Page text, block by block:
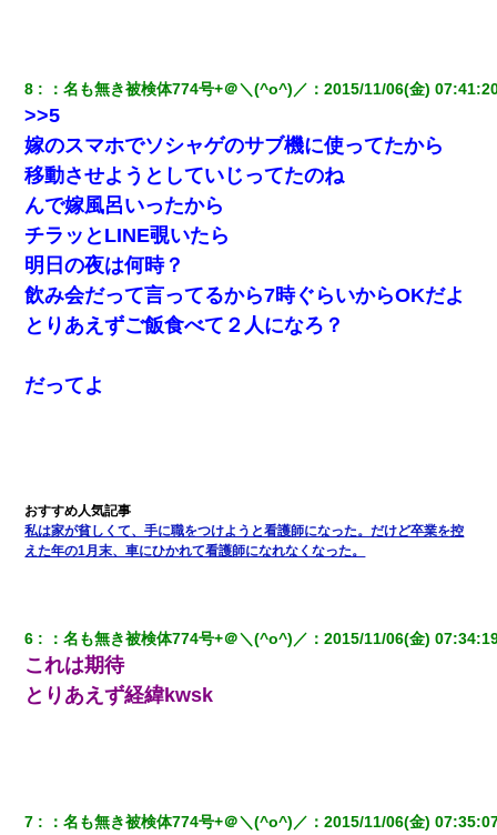
居酒屋にて。兄の紹介者「お酒飲みなって」私「未成年なので無
理です！」酷すぎるワードの連発で、耐えきれず店員に5千円を渡
し「お勘定です。逃がして下さい」その後、録音内容を父に聞か
せたら...
ケーキバイキングにいた単独の50くらいのオッサン、強烈だっ
た。
日曜日、会社の窓を見ると同僚の姿。俺（あれ？ディズニーシー
じゃ？）→俺電話「今何してんの？」同僚「シーで並んでるこ
と！」俺「会社にいない？」→次の瞬間、すごい鳥肌が立った
ワイ144kg彼女98kgデブカップル、1年間毎日行為しまくった結
果
22歳の頃、父に36歳の男性とお見合いをしてくれと頼まれた。父
の親会社の経営者の息子さんだったので、父も喜んで私の写真を
送ったんだが→
8 ：名も無き被検体774号+＠＼(^o^)／ ：2015/11/06(金)
>>5
嫁のスマホでソシャゲのサブ機に使ってたから
移動させようとしていじってたのね
んで嫁風呂いったから
チラッとLINE覗いたら
明日の夜は何時？
飲み会だって言ってるから7時ぐらいからOKだよ
とりあえずご飯食べて２人になろ？
だってよ
私は家が貧しくて、手に職をつけようと看護師になった。だけど卒業を控
えた年の1月末、車にひかれて看護師になれなくなった。
6 ：名も無き被検体774号+＠＼(^o^)／ ：2015/11/06(金)
これは期待
とりあえず経緯kwsk
7 ：名も無き被検体774号+＠＼(^o^)／ ：2015/11/06(金)